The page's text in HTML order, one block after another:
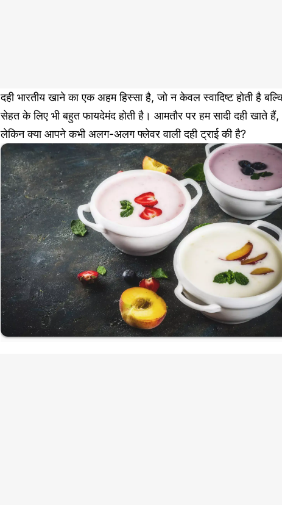
दही भारतीय खाने का एक अहम हिस्सा है, जो न केवल स्वादिष्ट होती है
सेहत के लिए भी बहुत फायदेमंद होती है। आमतौर पर हम सादी दही खाते हैं,
लेकिन क्या आपने कभी अलग-अलग फ्लेवर वाली दही ट्राई की है?